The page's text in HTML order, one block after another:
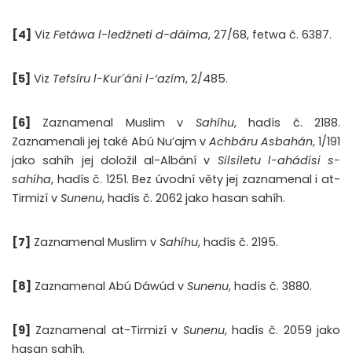
[4] Viz Fetáwa l-ledžneti d-dáima, 27/68, fetwa č. 6387.
[5] Viz Tefsíru l-Kur´áni l-‘azím, 2/485.
[6] Zaznamenal Muslim v Sahíhu, hadís č. 2188.
Zaznamenali jej také Abú Nu’ajm v Achbáru Asbahán, 1/191
jako sahíh jej doložil al-Albání v Silsiletu l-ahádísi s-
sahíha, hadís č. 1251. Bez úvodní věty jej zaznamenal i at-
Tirmizí v Sunenu, hadís č. 2062 jako hasan sahíh.
[7] Zaznamenal Muslim v Sahíhu, hadís č. 2195.
[8] Zaznamenal Abú Dáwúd v Sunenu, hadís č. 3880.
[9] Zaznamenal at-Tirmizí v Sunenu, hadís č. 2059 jako
hasan sahíh.